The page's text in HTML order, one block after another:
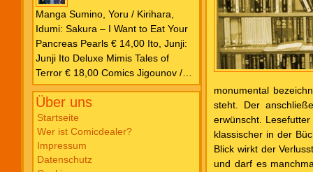
Godlewski, Scott: Superman – Das
Buch von El € 20,00 Millar, Mark /
Porter, Howard: DC Must Have #12
Justice League – Der Turm zu Babel
€ 35,00 Snyder, Scott / Williams,
Joshua / Fernandez, Javi: DC K.O.
#1 € 5,99 O’Neil, Dennis / Adams,
Joker ist zurück! € 6,99 Justice
League Unlimited #10 € 5,99 Marvel
Parker, Ethan S. / Bazaldua, Jan:
Marvel Zombies 2026 – Splatter-
Manga Sumino, Yoru / Kirihara,
Idumi: Sakura – I Want to Eat Your
Pancreas Pearls € 14,00 Ito, Junji:
Junji Ito Deluxe Mimis Tales of
Terror € 18,00 Comics Jigounov /
Sente: Dreizehn XIII #30 So Help
Me God! € 12,00 Ibañez: Clever &
Smart Sonderband #29 Nimm das,
Napoleon! € 12,00 Schulz: Peanuts
für Kids #7 Kleine Decke, großes
Abenteuer € 16,00 Takano, Hisa:
Über uns
Startseite
Wer ist Comicdealer?
Impressum
Datenschutz
monumental
steht. Der
erwünscht.
klassischer in der
Blick wirkt der
und darf es